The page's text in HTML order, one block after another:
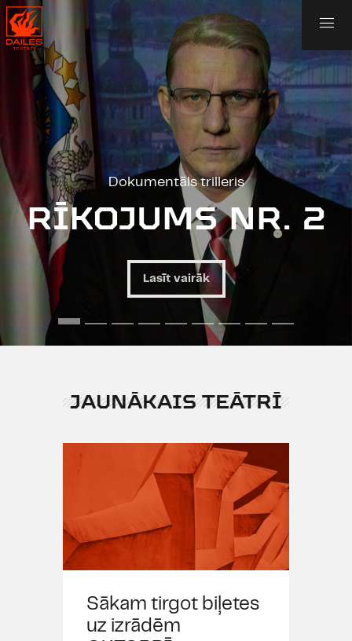
Dokumentāls trilleris
RĪKOJUMS NR. 2
Lasīt vairāk
JAUNĀKAIS TEĀTRĪ
Sākam tirgot biļetes
uz izrādēm